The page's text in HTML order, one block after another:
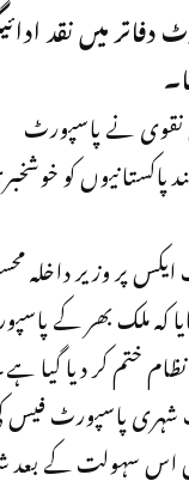
میں نقد
نقوی نے پاسپورٹ
کو
پر وزیر داخلہ
کہ ملک بھر کے
نظام ختم کر دیا گیا
پاسپورٹ فیس
سہولت کے بعد